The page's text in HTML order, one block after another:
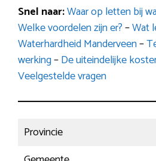
Snel naar:Waar op letten bij
Welke voordelen zijn er?–Wat
Waterhardheid Manderveen–
werking–De uiteindelijke
Veelgestelde vragen
Provincie